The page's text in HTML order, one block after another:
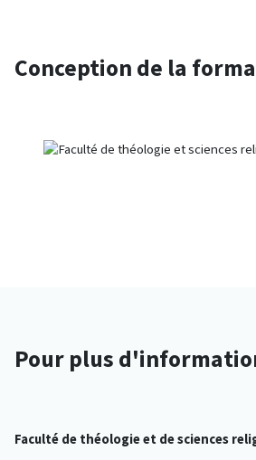
Conception de la
Pour plus
Faculté de théologie et de sciences